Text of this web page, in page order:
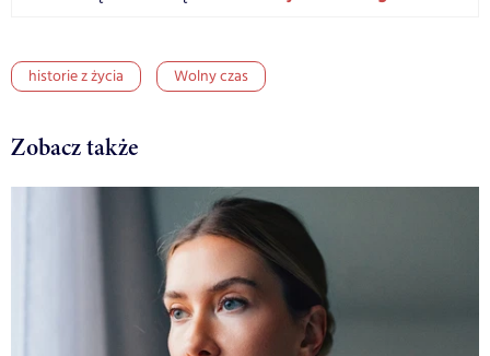
historie z życia Wolny czas
Zobacz także